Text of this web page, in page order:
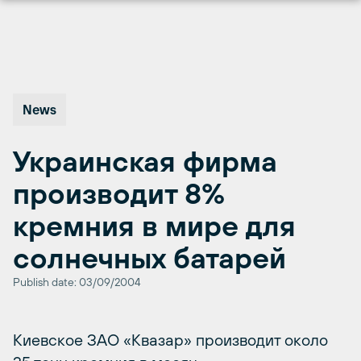
News
Украинская фирма
производит 8%
кремния в мире для
солнечных батарей
Publish date: 03/09/2004
Киевское ЗАО «Квазар» производит около